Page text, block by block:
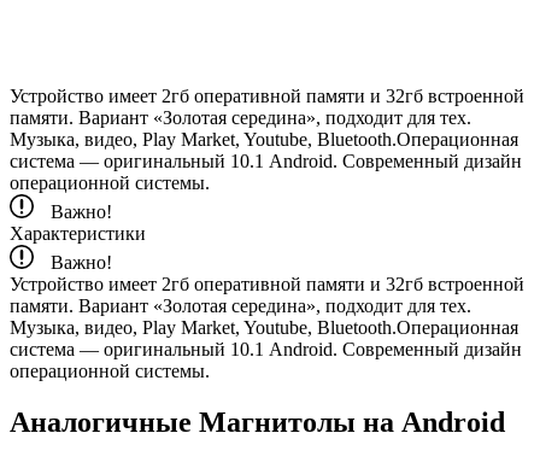
Устройство имеет 2гб оперативной памяти и 32гб встроенной
памяти. Вариант «Золотая середина», подходит для тех.
Музыка, видео, Play Market, Youtube, Bluetooth.Операционная
система — оригинальный 10.1 Android. Современный дизайн
операционной системы.
Важно!
Характеристики
Важно!
Устройство имеет 2гб оперативной памяти и 32гб встроенной
памяти. Вариант «Золотая середина», подходит для тех.
Музыка, видео, Play Market, Youtube, Bluetooth.Операционная
система — оригинальный 10.1 Android. Современный дизайн
операционной системы.
Аналогичные Магнитолы на Android